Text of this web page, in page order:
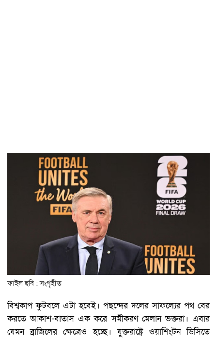
ফাইল ছবি : সংগৃহীত
বিশ্বকাপ ফুটবলে এটা হবেই। পছন্দের দলের সাফল্যের পথ বের
করতে আকাশ-বাতাস এক করে সমীকরণ মেলান ভক্তরা। এবার
যেমন ব্রাজিলের ক্ষেত্রেও হচ্ছে। যুক্তরাষ্ট্রে ওয়াশিংটন ডিসিতে